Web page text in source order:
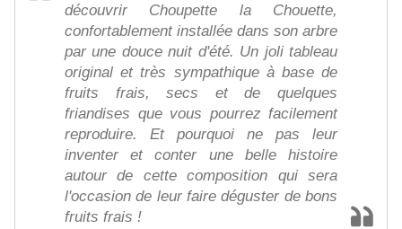
découvrir Choupette la Chouette,
confortablement installée dans son arbre
par une douce nuit d'été. Un joli tableau
original et très sympathique à base de
fruits frais, secs et de quelques
friandises que vous pourrez facilement
reproduire. Et pourquoi ne pas leur
inventer et conter une belle histoire
autour de cette composition qui sera
l'occasion de leur faire déguster de bons
fruits frais !